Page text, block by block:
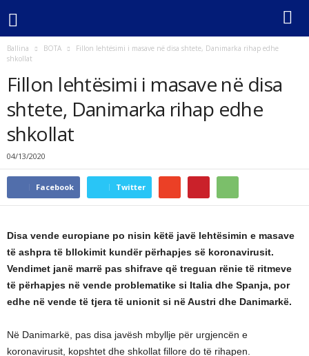
Ballina BOTA
Fillon lehtësimi i masave në disa shtete, Danimarka rihap edhe
shkollat
Fillon lehtësimi i masave në disa
shtete, Danimarka rihap edhe
shkollat
04/13/2020
Facebook Twitter
Disa vende europiane po nisin këtë javë lehtësimin e masave
të ashpra të bllokimit kundër përhapjes së koronavirusit.
Vendimet janë marrë pas shifrave që treguan rënie të ritmeve
të përhapjes në vende problematike si Italia dhe Spanja, por
edhe në vende të tjera të unionit si në Austri dhe Danimarkë.
Në Danimarkë, pas disa javësh mbyllje për urgjencën e
koronavirusit, kopshtet dhe shkollat fillore do të rihapen.